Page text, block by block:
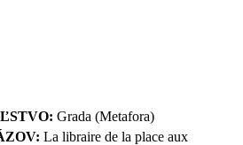
Grada (Metafora)
La libraire de la place aux